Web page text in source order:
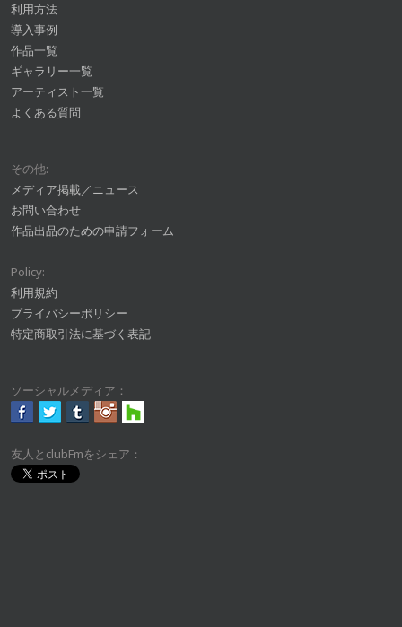
利用方法
導入事例
作品一覧
ギャラリー一覧
アーティスト一覧
よくある質問
その他:
メディア掲載／ニュース
お問い合わせ
作品出品のための申請フォーム
Policy:
利用規約
プライバシーポリシー
特定商取引法に基づく表記
ソーシャルメディア：
友人とclubFmをシェア：